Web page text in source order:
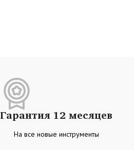
Гарантия 12 месяцев
На все новые инструменты